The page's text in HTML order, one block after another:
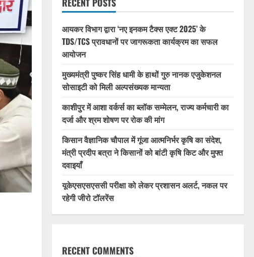
आयकर विभाग द्वारा ‘नए इनकम टैक्स एक्ट 2025’ के
TDS/TCS प्रावधानों पर जागरूकता कार्यक्रम का सफल
आयोजन
मुख्यमंत्री पुष्कर सिंह धामी के हाथों गुरु नानक एजुकेशनल
सोसाइटी को मिली अल्पसंख्यक मान्यता
काशीपुर में आशा वर्कर्स का ब्लॉक सम्मेलन, राज्य कर्मचारी का
दर्जा और श्रम शोषण पर रोक की मांग
किसान वैज्ञानिक चौपाल में गूंजा आत्मनिर्भर कृषि का संदेश,
मंत्री प्रदीप बत्रा ने किसानों को बांटी कृषि किट और मुफ्त
दवाइयाँ
यूकेएसएसएससी परीक्षा को लेकर प्रशासन अलर्ट, नकल पर
रहेगी जीरो टॉलरेंस
RECENT COMMENTS